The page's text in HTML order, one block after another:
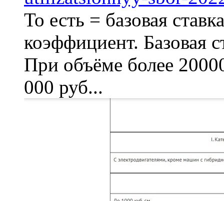
То есть = базовая
коэффициент. Базовая
При объёме более
000 руб...